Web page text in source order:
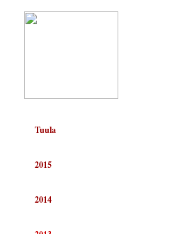
Tuula
2015
2014